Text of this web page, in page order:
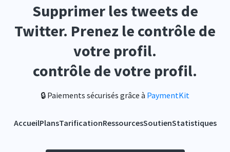
Supprimer les tweets de
Twitter. Prenez le contrôle de
votre profil.
contrôle de votre profil.
🔒 Paiements sécurisés grâce à PaymentKit
AccueilPlansTarificationRessourcesSoutienStatistiques